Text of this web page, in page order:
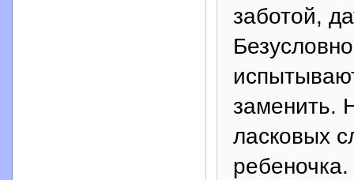
заботой,
заменить.
ласковых